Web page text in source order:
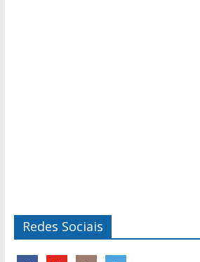
Redes Sociais